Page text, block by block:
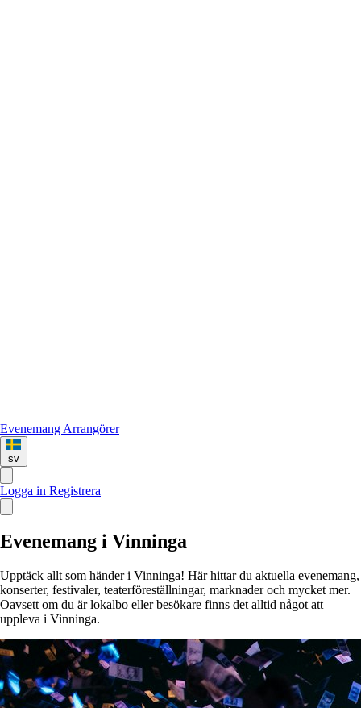
Evenemang Arrangörer
sv
Logga in Registrera
Evenemang i Vinninga
Upptäck allt som händer i Vinninga! Här hittar du aktuella evenemang,
konserter, festivaler, teaterföreställningar, marknader och mycket mer.
Oavsett om du är lokalbo eller besökare finns det alltid något att
uppleva i Vinninga.